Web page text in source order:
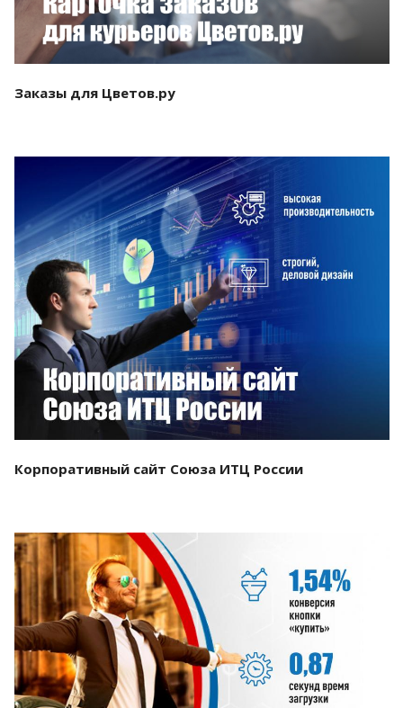
Заказы для Цветов.ру
Смотреть проект
Корпоративный сайт Союза ИТЦ России
Смотреть проект